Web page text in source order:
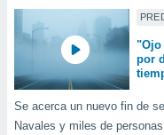
cookies
"Ojo
por
Se acerca un nuevo fin de
Navales y miles de